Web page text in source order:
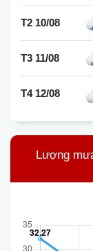
T2 10/08
T3 11/08
T4 12/08
Lượng